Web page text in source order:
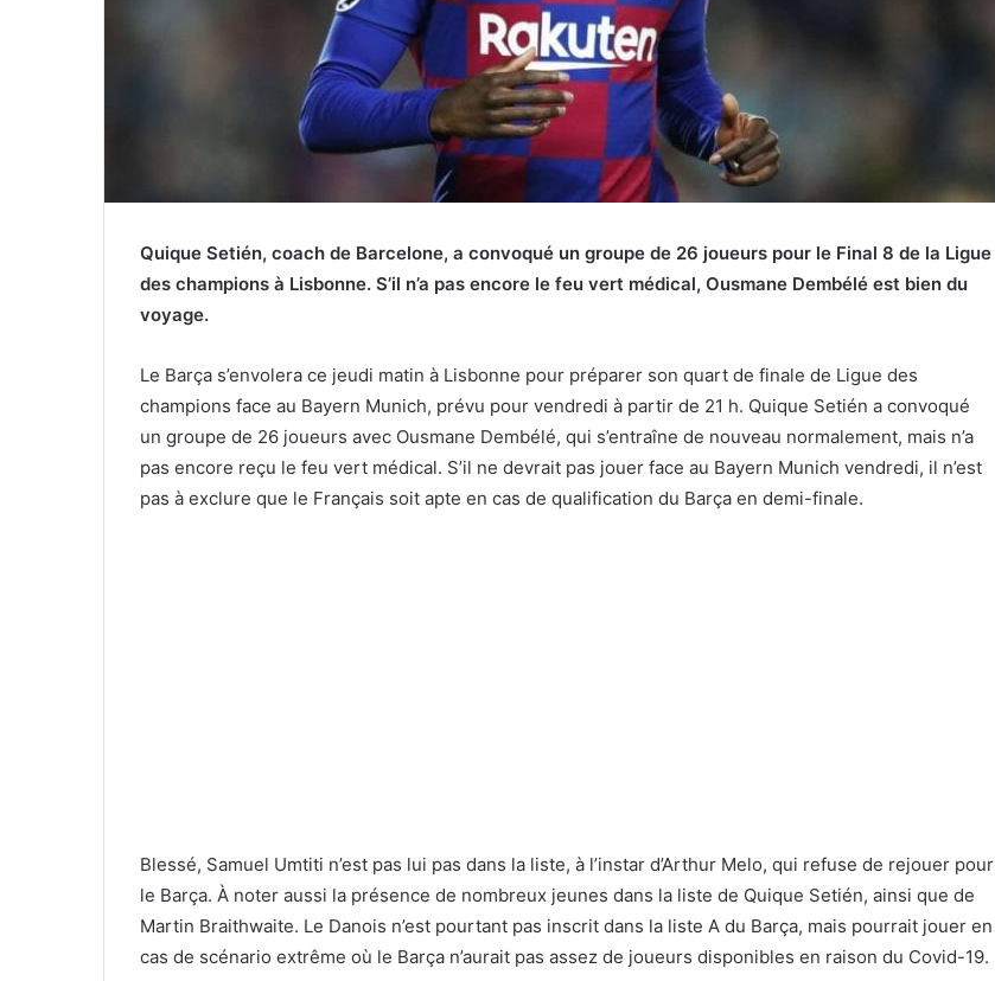
Quique Setién, coach de Barcelone, a convoqué un groupe de 26 joueurs pour le Final 8 de la Ligue
des champions à Lisbonne. S’il n’a pas encore le feu vert médical, Ousmane Dembélé est bien du
voyage.
Le Barça s’envolera ce jeudi matin à Lisbonne pour préparer son quart de finale de Ligue des
champions face au Bayern Munich, prévu pour vendredi à partir de 21 h. Quique Setién a convoqué
un groupe de 26 joueurs avec Ousmane Dembélé, qui s’entraîne de nouveau normalement, mais n’a
pas encore reçu le feu vert médical. S’il ne devrait pas jouer face au Bayern Munich vendredi, il n’est
pas à exclure que le Français soit apte en cas de qualification du Barça en demi-finale.
Blessé, Samuel Umtiti n’est pas lui pas dans la liste, à l’instar d’Arthur Melo, qui refuse de rejouer pour
le Barça. À noter aussi la présence de nombreux jeunes dans la liste de Quique Setién, ainsi que de
Martin Braithwaite. Le Danois n’est pourtant pas inscrit dans la liste A du Barça, mais pourrait jouer en
cas de scénario extrême où le Barça n’aurait pas assez de joueurs disponibles en raison du Covid-19.